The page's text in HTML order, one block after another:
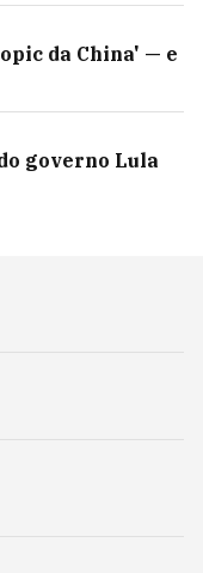
da China' — e
governo Lula